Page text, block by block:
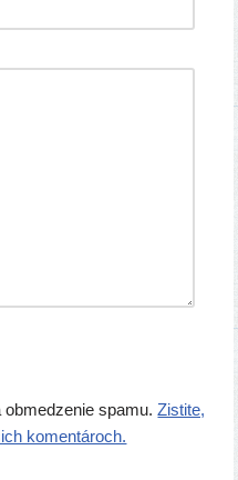
obmedzenie spamu.Zistite,
komentároch.